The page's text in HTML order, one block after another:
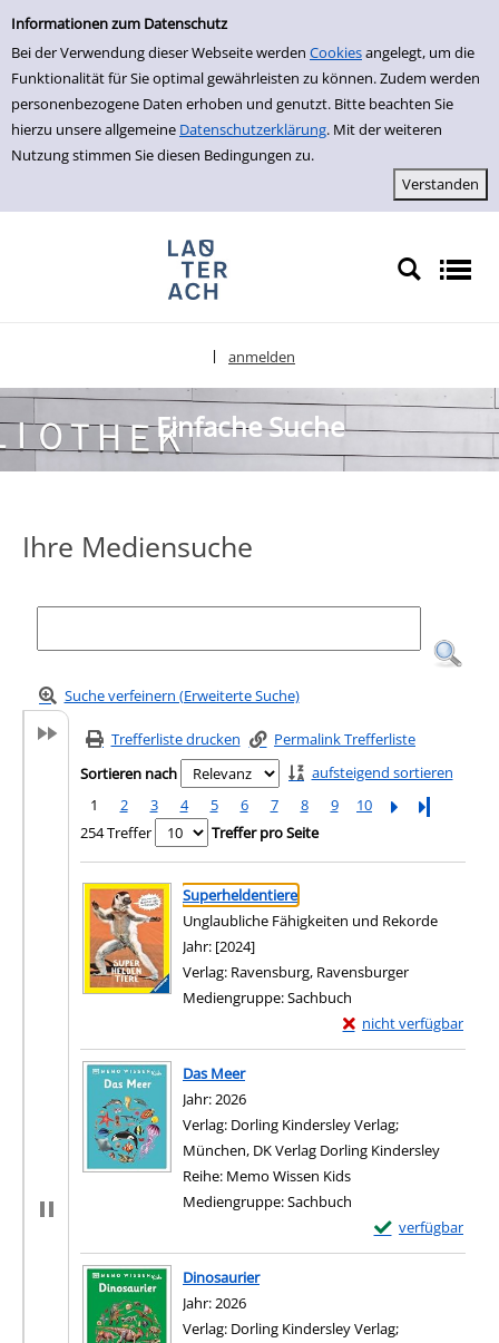
Einfache Suche
Informationen zum Datenschutz
Bei der Verwendung dieser Webseite werden Cookiesangelegt, um die
Funktionalität für Sie optimal gewährleisten zu können. Zudem werden
personenbezogene Daten erhoben und genutzt. Bitte beachten Sie
hierzu unsere allgemeine Datenschutzerklärung. Mit der weiteren
Nutzung stimmen Sie diesen Bedingungen zu.
zur Navigation springen
zum Inhalt springen
Zu den Suchfiltern springen
Zur Trefferliste springen
anmelden
Einfache Suche
Ihre Mediensuche
Suche verfeinern (Erweiterte Suche)
Trefferliste drucken
Permalink Trefferliste
Sortieren nach
aufsteigend sortieren
1
2 3 4 5 6 7 8 9 10
Letzte Seite
254 Treffer
Treffer pro Seite
Suchergebnis
Zu den Suchfiltern springen
Superheldentiere
Unglaubliche Fähigkeiten und Rekorde
Suche nach diesem Verfasser
Jahr: [2024]
Verlag: Ravensburg, Ravensburger
Mediengruppe:Sachbuch
nicht verfügbar
Exemplar-Details von
Das Meer
Suche nach diesem Verfasser
Jahr:2026
Verlag: Dorling Kindersley Verlag;
München, DK Verlag Dorling Kindersley
Reihe: Memo Wissen Kids
Mediengruppe:Sachbuch
verfügbar
Exemplar-Details
Dinosaurier
Suche nach diesem Verfasser
Jahr:2026
Verlag: Dorling Kindersley Verlag;